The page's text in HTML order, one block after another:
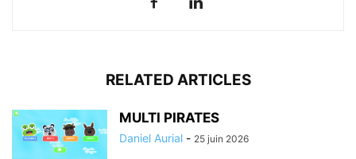
RELATED ARTICLES
MULTI PIRATES
Daniel Aurial - 25 juin 2026